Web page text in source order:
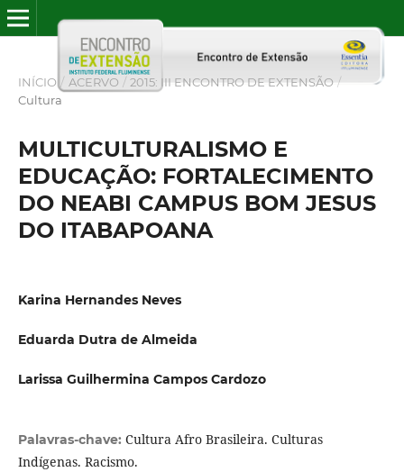
INÍCIO / ACERVO / 2015: III ENCONTRO DE EXTENSÃO /
Cultura
MULTICULTURALISMO E
EDUCAÇÃO: FORTALECIMENTO
DO NEABI CAMPUS BOM JESUS
DO ITABAPOANA
Karina Hernandes Neves
Eduarda Dutra de Almeida
Larissa Guilhermina Campos Cardozo
Palavras-chave: Cultura Afro Brasileira. Culturas
Indígenas. Racismo.